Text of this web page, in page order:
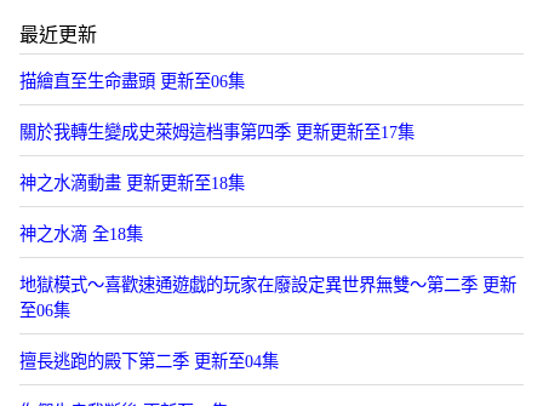
最近更新
描繪直至生命盡頭 更新至06集
關於我轉生變成史萊姆這档事第四季 更新更新至17集
神之水滴動畫 更新更新至18集
神之水滴 全18集
地獄模式～喜歡速通遊戯的玩家在廢設定異世界無雙～第二季 更新
至06集
擅長逃跑的殿下第二季 更新至04集